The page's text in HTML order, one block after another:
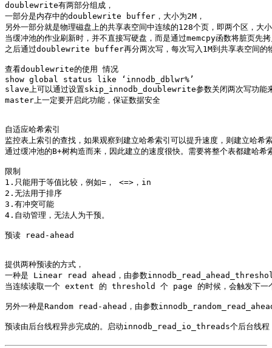
doublewrite有两部分组成，
一部分是内存中的doublewrite buffer，大小为2M，
另外一部分就是物理磁盘上的共享表空间中连续的128个页，即两个区，大
当缓冲池的作业刷新时，并不直接写硬盘，而是通过memcpy函数将脏
之后通过doublewrite buffer再分两次写，每次写入1M到共享表空间的
查看doublewrite的使用 情况
show global status like ‘innodb_dblwr%’
slave上可以通过设置skip_innodb_doublewrite参数关闭两次写功能
master上一定要开启此功能，保证数据安全
自适应哈希索引
监控表上索引的查找，如果观察到建立哈希索引可以提升速度，则建立哈
通过缓冲池的B+树构造而来，因此建立的速度很快。需要将整个表都建哈希
限制
1.只能用于等值比较，例如=， <=>，in
2.无法用于排序
3.有冲突可能
4.自动管理，无法人为干预。
预读 read-ahead
提供两种预读的方式，
一种是 Linear read ahead，由参数
当连续读取一个 extent 的 threshold 个 page 的时候，会触发下
另外一种是Random read-ahead，由参数